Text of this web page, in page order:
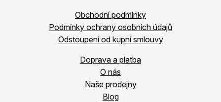
Obchodní podmínky
Podmínky ochrany osobních údajů
Odstoupení od kupní smlouvy
Doprava a platba
O nás
Naše prodejny
Blog